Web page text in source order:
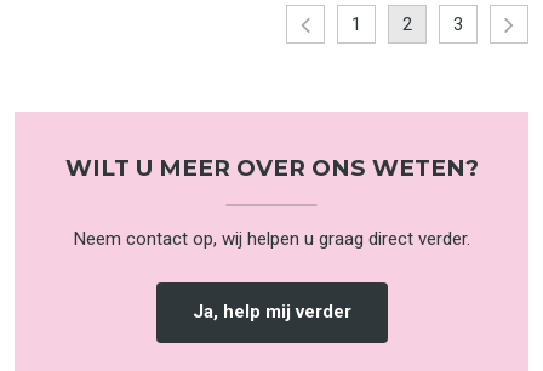
1 2 3
WILT U MEER OVER ONS WETEN?
Neem contact op, wij helpen u graag direct verder.
Ja, help mij verder